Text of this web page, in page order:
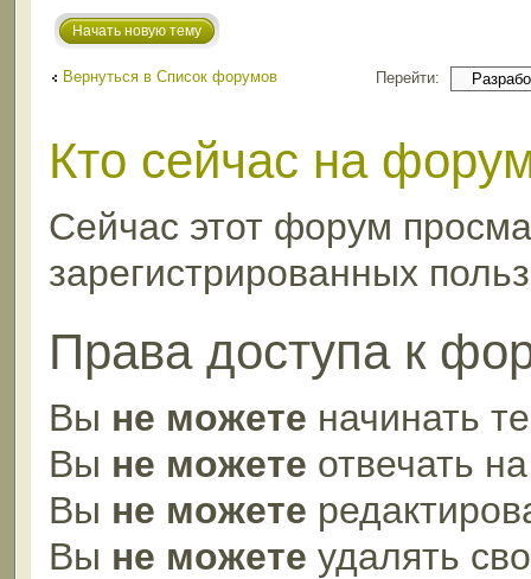
Начать новую тему
Вернуться в Список форумов Перейти:
Кто сейчас на
Сейчас этот форум
зарегистрированных
Права доступа к
Вы не можете начинать
Вы не можете отвечать
Вы не можете
Вы не можете удалять